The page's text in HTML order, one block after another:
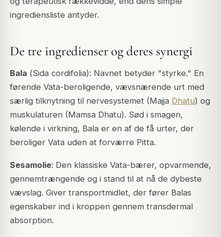
ingrediensliste antyder.
De tre ingredienser og deres synergi
Bala (Sida cordifolia): Navnet betyder "styrke." En
førende Vata-beroligende, vævsnærende urt med
særlig tilknytning til nervesystemet (Majja Dhatu) og
muskulaturen (Mamsa Dhatu). Sød i smagen,
kølende i virkning, Bala er en af de få urter, der
beroliger Vata uden at forværre Pitta.
Sesamolie: Den klassiske Vata-bærer, opvarmende,
gennemtrængende og i stand til at nå de dybeste
vævslag. Giver transportmidlet, der fører Balas
egenskaber ind i kroppen gennem transdermal
absorption.